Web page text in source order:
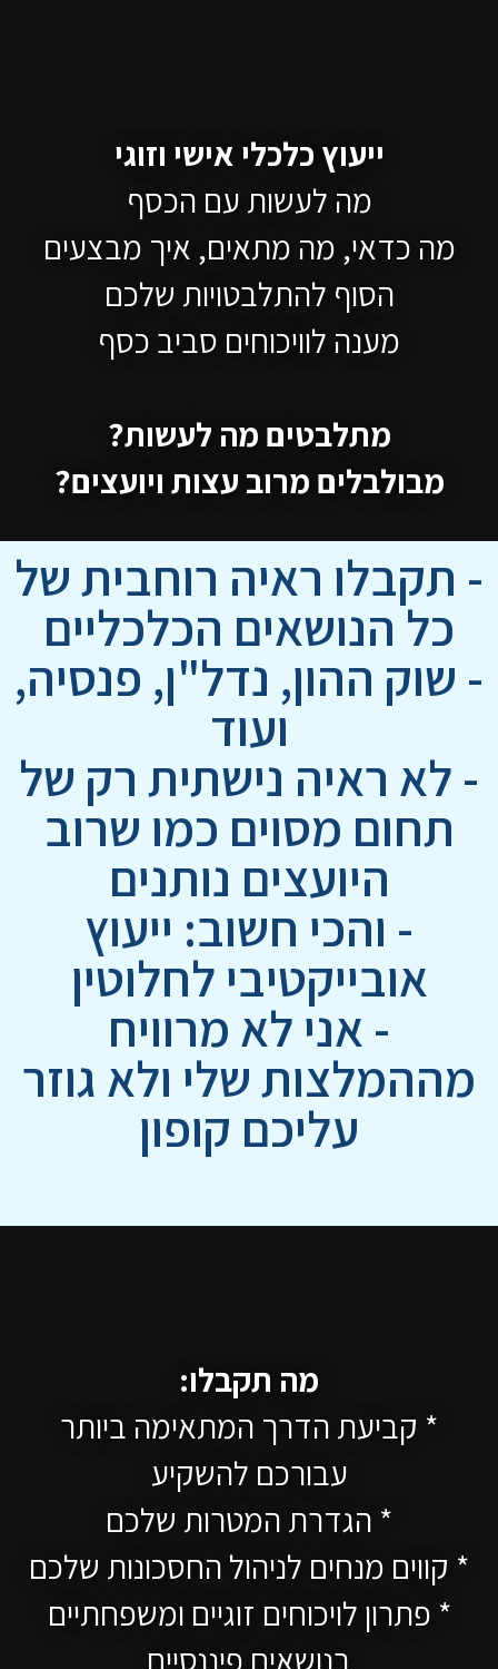
ייעוץ כלכלי אישי וזוגי
מה לעשות עם הכסף
מה כדאי, מה מתאים, איך מבצעים
הסוף להתלבטויות שלכם
מענה לוויכוחים סביב כסף
מתלבטים מה לעשות?
מבולבלים מרוב עצות ויועצים?
- תקבלו ראיה רוחבית של
כל הנושאים הכלכליים
- שוק ההון, נדל"ן, פנסיה,
ועוד
- לא ראיה נישתית רק של
תחום מסוים כמו שרוב
היועצים נותנים
- והכי חשוב: ייעוץ
אובייקטיבי לחלוטין
- אני לא מרוויח
מההמלצות שלי ולא גוזר
עליכם קופון
מה תקבלו:
* קביעת הדרך המתאימה ביותר
עבורכם להשקיע
* הגדרת המטרות שלכם
* קווים מנחים לניהול החסכונות שלכם
* פתרון לויכוחים זוגיים ומשפחתיים
בנושאים פיננסיים